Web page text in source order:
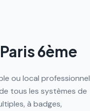
Paris 6ème
ou local professionnel
tous les systèmes de
à badges,